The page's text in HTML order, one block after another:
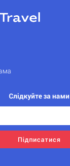
Слідкуйте за нами
Підписатися